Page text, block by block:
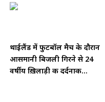
थाईलैंड में फुटबॉल मैच के दौरान
आसमानी बिजली गिरने से 24
वर्षीय ख़िलाड़ी की दर्दनाक...